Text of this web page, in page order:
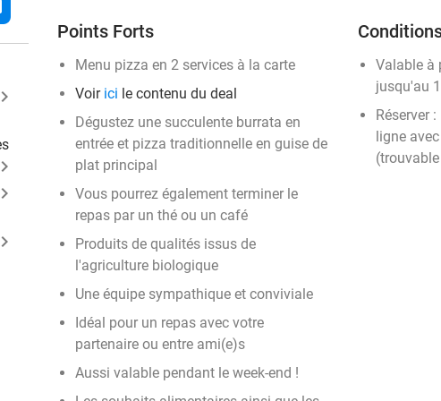
keyboard_arrow_right
keyboard_arrow_right
keyboard_arrow_right
keyboard_arrow_right
Points Forts
Menu pizza en 2 services à la carte
Voir ici le contenu du deal
Dégustez une succulente burrata en
entrée et pizza traditionnelle en guise de
plat principal
Vous pourrez également terminer le
repas par un thé ou un café
Produits de qualités issus de
l'agriculture biologique
Une équipe sympathique et conviviale
Idéal pour un repas avec votre
partenaire ou entre ami(e)s
Aussi valable pendant le week-end !
Valable à
jusqu'au
Réserver :
ligne avec
(trouvable